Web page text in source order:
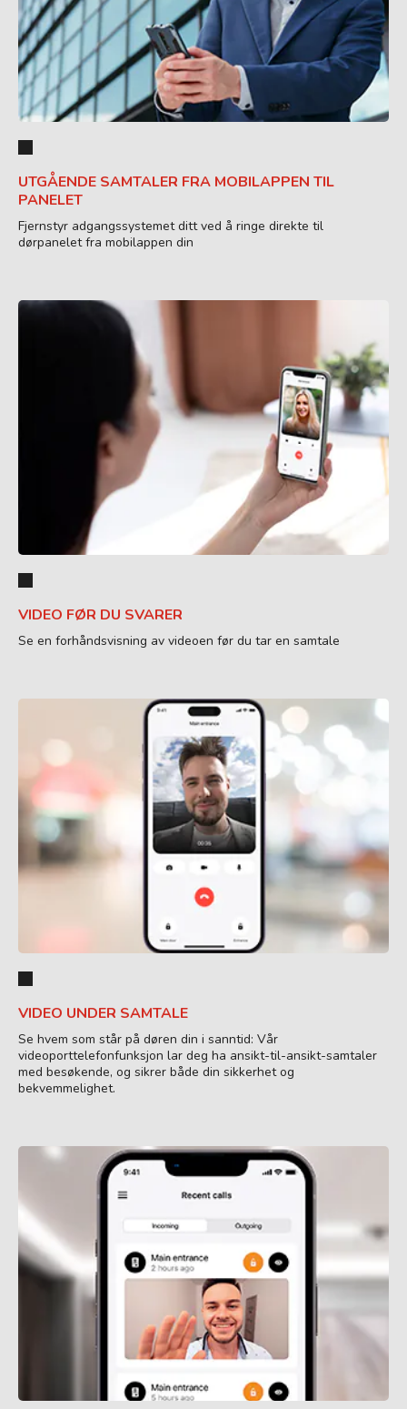
UTGÅENDE SAMTALER FRA MOBILAPPEN TIL
PANELET
Fjernstyr adgangssystemet ditt ved å ringe direkte til
dørpanelet fra mobilappen din
VIDEO FØR DU SVARER
Se en forhåndsvisning av videoen før du tar en samtale
VIDEO UNDER SAMTALE
Se hvem som står på døren din i sanntid: Vår
videoporttelefonfunksjon lar deg ha ansikt-til-ansikt-samtaler
med besøkende, og sikrer både din sikkerhet og
bekvemmelighet.